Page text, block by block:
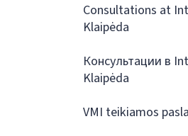
Consultations at
Klaipėda
Консультации в
Klaipėda
VMI teikiamos